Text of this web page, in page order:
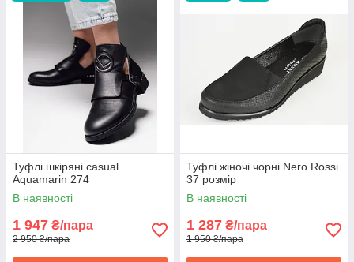
Туфлі шкіряні casual
Aquamarin 274
В наявності
1 947 ₴/пара
2 950 ₴/пара
Туфлі жіночі чорні Nero Rossi
37 розмір
В наявності
1 287 ₴/пара
1 950 ₴/пара